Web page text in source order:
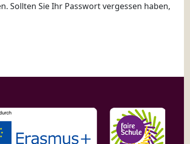
Sollten Sie Ihr Passwort vergessen haben,